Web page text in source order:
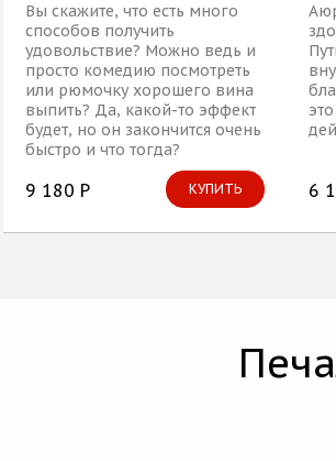
Вы скажите, что есть много
способов получить
удовольствие? Можно ведь и
просто комедию посмотреть
или рюмочку хорошего вина
выпить? Да, какой-то эффект
будет, но он закончится очень
быстро и что тогда?
Повторить еще раз?...
9 180 Р КУПИТЬ 6